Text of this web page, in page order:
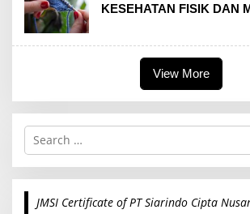
KESEHATAN FISIK DAN
View More
S
r
c
JMSI Certificate of PT Siarindo Cipta